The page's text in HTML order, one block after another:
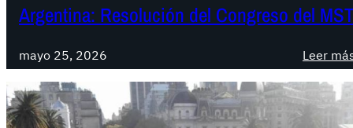
Argentina: Resolución del Congreso del MST
mayo 25, 2026 Leer